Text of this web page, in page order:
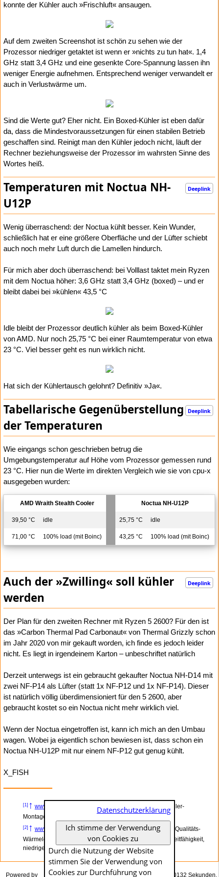
konnte der Kühler auch »Frischluft« ansaugen.
Auf dem zweiten Screenshot ist schön zu sehen wie der
Prozessor niedriger getaktet ist wenn er »nichts zu tun hat«. 1,4
GHz statt 3,4 GHz und eine gesenkte Core-Spannung lassen ihn
weniger Energie aufnehmen. Entsprechend weniger verwandelt er
auch in Verlustwärme um.
Sind die Werte gut? Eher nicht. Ein Boxed-Kühler ist eben dafür
da, dass die Mindestvoraussetzungen für einen stabilen Betrieb
geschaffen sind. Reinigt man den Kühler jedoch nicht, läuft der
Rechner beziehungsweise der Prozessor im wahrsten Sinne des
Wortes heiß.
Deeplink
Temperaturen mit Noctua NH-
U12P
Wenig überraschend: der Noctua kühlt besser. Kein Wunder,
schließlich hat er eine größere Oberfläche und der Lüfter schiebt
auch noch mehr Luft durch die Lamellen hindurch.
Für mich aber doch überraschend: bei Volllast taktet mein Ryzen
mit dem Noctua höher: 3,6 GHz statt 3,4 GHz (boxed) – und er
bleibt dabei bei »kühlen« 43,5 °C
Idle bleibt der Prozessor deutlich kühler als beim Boxed-Kühler
von AMD. Nur noch 25,75 °C bei einer Raumtemperatur von etwa
23 °C. Viel besser geht es nun wirklich nicht.
Hat sich der Kühlertausch gelohnt? Definitiv »Ja«.
Deeplink
Tabellarische Gegenüberstellung
der Temperaturen
Wie eingangs schon geschrieben betrug die
Umgebungstemperatur auf Höhe vom Prozessor gemessen rund
23 °C. Hier nun die Werte im direkten Vergleich wie sie von cpu-x
ausgegeben wurden:
AMD Wraith Stealth Cooler Noctua NH-U12P
39,50 °C idle 25,75 °C idle
71,00 °C 100% load (mit Boinc) 43,25 °C 100% load (mit Boinc)
Deeplink
Auch der »Zwilling« soll kühler
werden
Der Plan für den zweiten Rechner mit Ryzen 5 2600? Für den ist
das »Carbon Thermal Pad Carbonaut« von Thermal Grizzly schon
im Jahr 2020 von mir gekauft worden, ich finde es jedoch leider
nicht. Es liegt in irgendeinem Karton – unbeschriftet natürlich
Derzeit unterwegs ist ein gebraucht gekaufter Noctua NH-D14 mit
zwei NF-P14 als Lüfter (statt 1x NF-P12 und 1x NF-P14). Dieser
ist natürlich völlig überdimensioniert für den 5 2600, aber
gebraucht kostet so ein Noctua nicht mehr wirklich viel.
Wenn der Noctua eingetroffen ist, kann ich mich an den Umbau
wagen. Wobei ja eigentlich schon bewiesen ist, dass schon ein
Noctua NH-U12P mit nur einem NF-P12 gut genug kühlt.
X_FISH
[1] ↑ www.amazon.de
– Noctua NM-AM4, CPU-Kühler-
Montageset für Noctua CPU Kühler auf AMD AM4
[2] ↑ www.amazon.deAnzeige– ARCTIC MX-4 (4 Gramm) - Qualitäts-
Wärmeleitpaste für alle Cpu-Kühler, extrem hohe Wärmeleitfähigkeit,
niedriger thermischer Widerstand, sichere Anwendung
Das Generieren dieser Seite dauerte genau 0.0132 Sekunden.
Powered by
Datenschutzerklärung
Ich stimme der Verwendung
von Cookies zu
Durch die Nutzung der Website
stimmen Sie der Verwendung von
Cookies zur Durch­führung von